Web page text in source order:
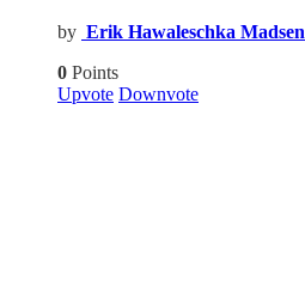
by Erik Hawaleschka Madsen
0 Points
Upvote Downvote